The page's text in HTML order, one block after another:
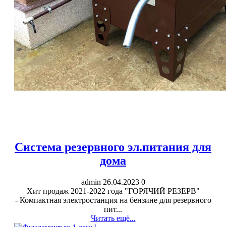
Система резервного эл.питания для
дома
admin 26.04.2023 0
Хит продаж 2021-2022 года "ГОРЯЧИЙ РЕЗЕРВ"
- Компактная электростанция на бензине для резервного
пит...
Читать ещё...